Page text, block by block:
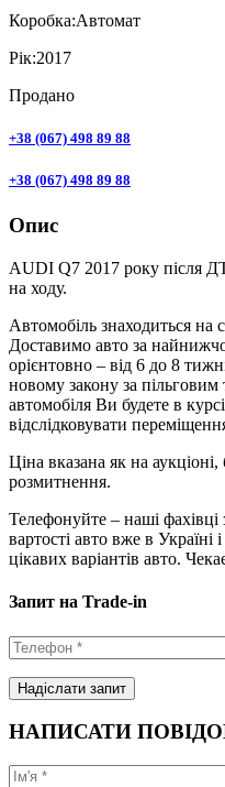
Коробка:Автомат
Рік:2017
Продано
+38 (067) 498 89 88
+38 (067) 498 89 88
Опис
AUDI Q7 2017 року після
на ходу.
Автомобіль знаходиться
Доставимо авто за
орієнтовно – від 6 до 8
новому закону за
автомобіля Ви будете в
відслідковувати
Ціна вказана як на
розмитнення.
Телефонуйте – наші
вартості авто вже в
цікавих варіантів авто.
Запит на Trade-in
НАПИСАТИ